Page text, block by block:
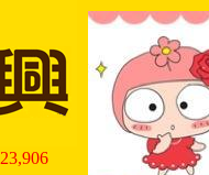
23,906